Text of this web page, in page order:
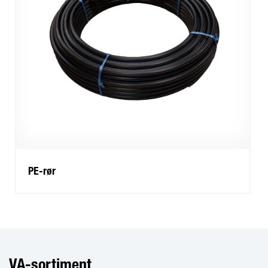
PE-rør